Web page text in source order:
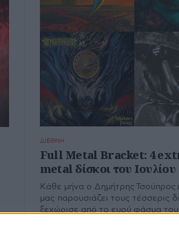
ΔΙΕΘΝΗ
Full Metal Bracket: 4
metal δίσκοι του Ιουλίου
Κάθε μήνα ο Δημήτρης Τσούπρος
μας παρουσιάζει τους τέσσερις
ξεχώρισε από το ευρύ φάσμα